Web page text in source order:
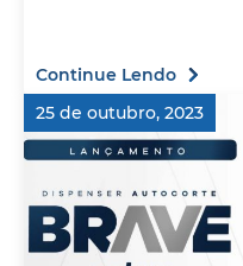
Continue Lendo
25 de outubro, 2023